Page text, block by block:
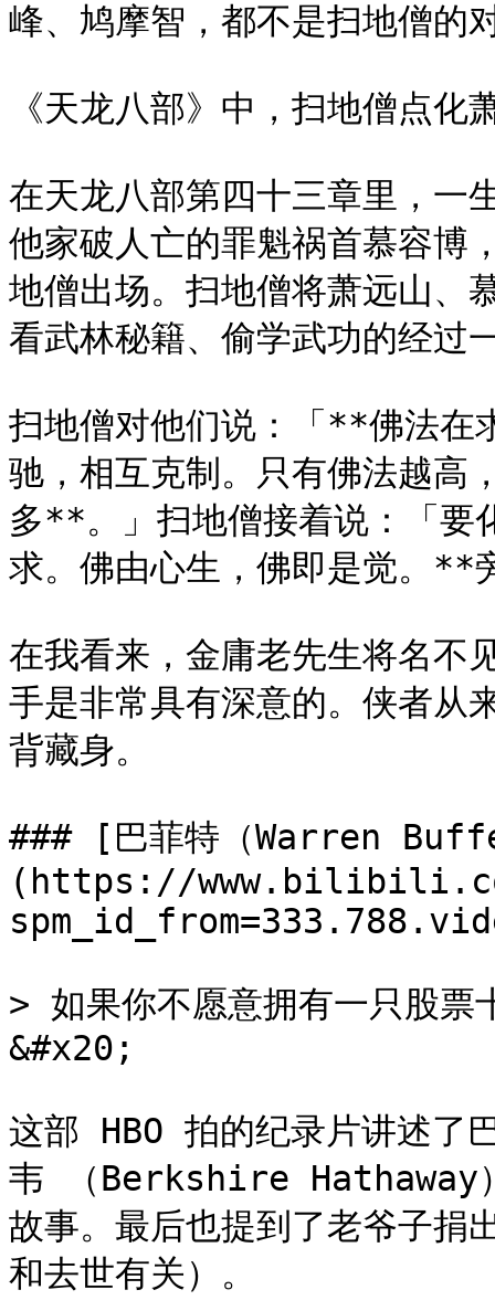
峰、鸠摩智，都不是扫地僧的
《天龙八部》中，扫地僧点
在天龙八部第四十三章里，一
他家破人亡的罪魁祸首慕容博
地僧出场。扫地僧将萧远山、
看武林秘籍、偷学武功的经过
扫地僧对他们说：「**佛法在
驰，相互克制。只有佛法越高
多**。」扫地僧接着说：「要
求。佛由心生，佛即是觉。**
在我看来，金庸老先生将名不
手是非常具有深意的。侠者从
背藏身。
### [巴菲特（Warren
(https://
> 如果你不愿意拥有一只股票
&#x20;
这部 HBO 拍的纪录片讲述了
韦 （Berkshire Hathaway）
故事。最后也提到了老爷子捐
和去世有关）。